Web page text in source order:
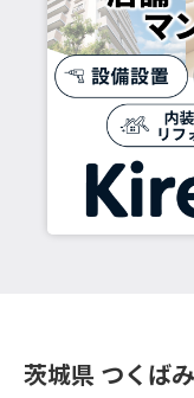
茨城県 つくば